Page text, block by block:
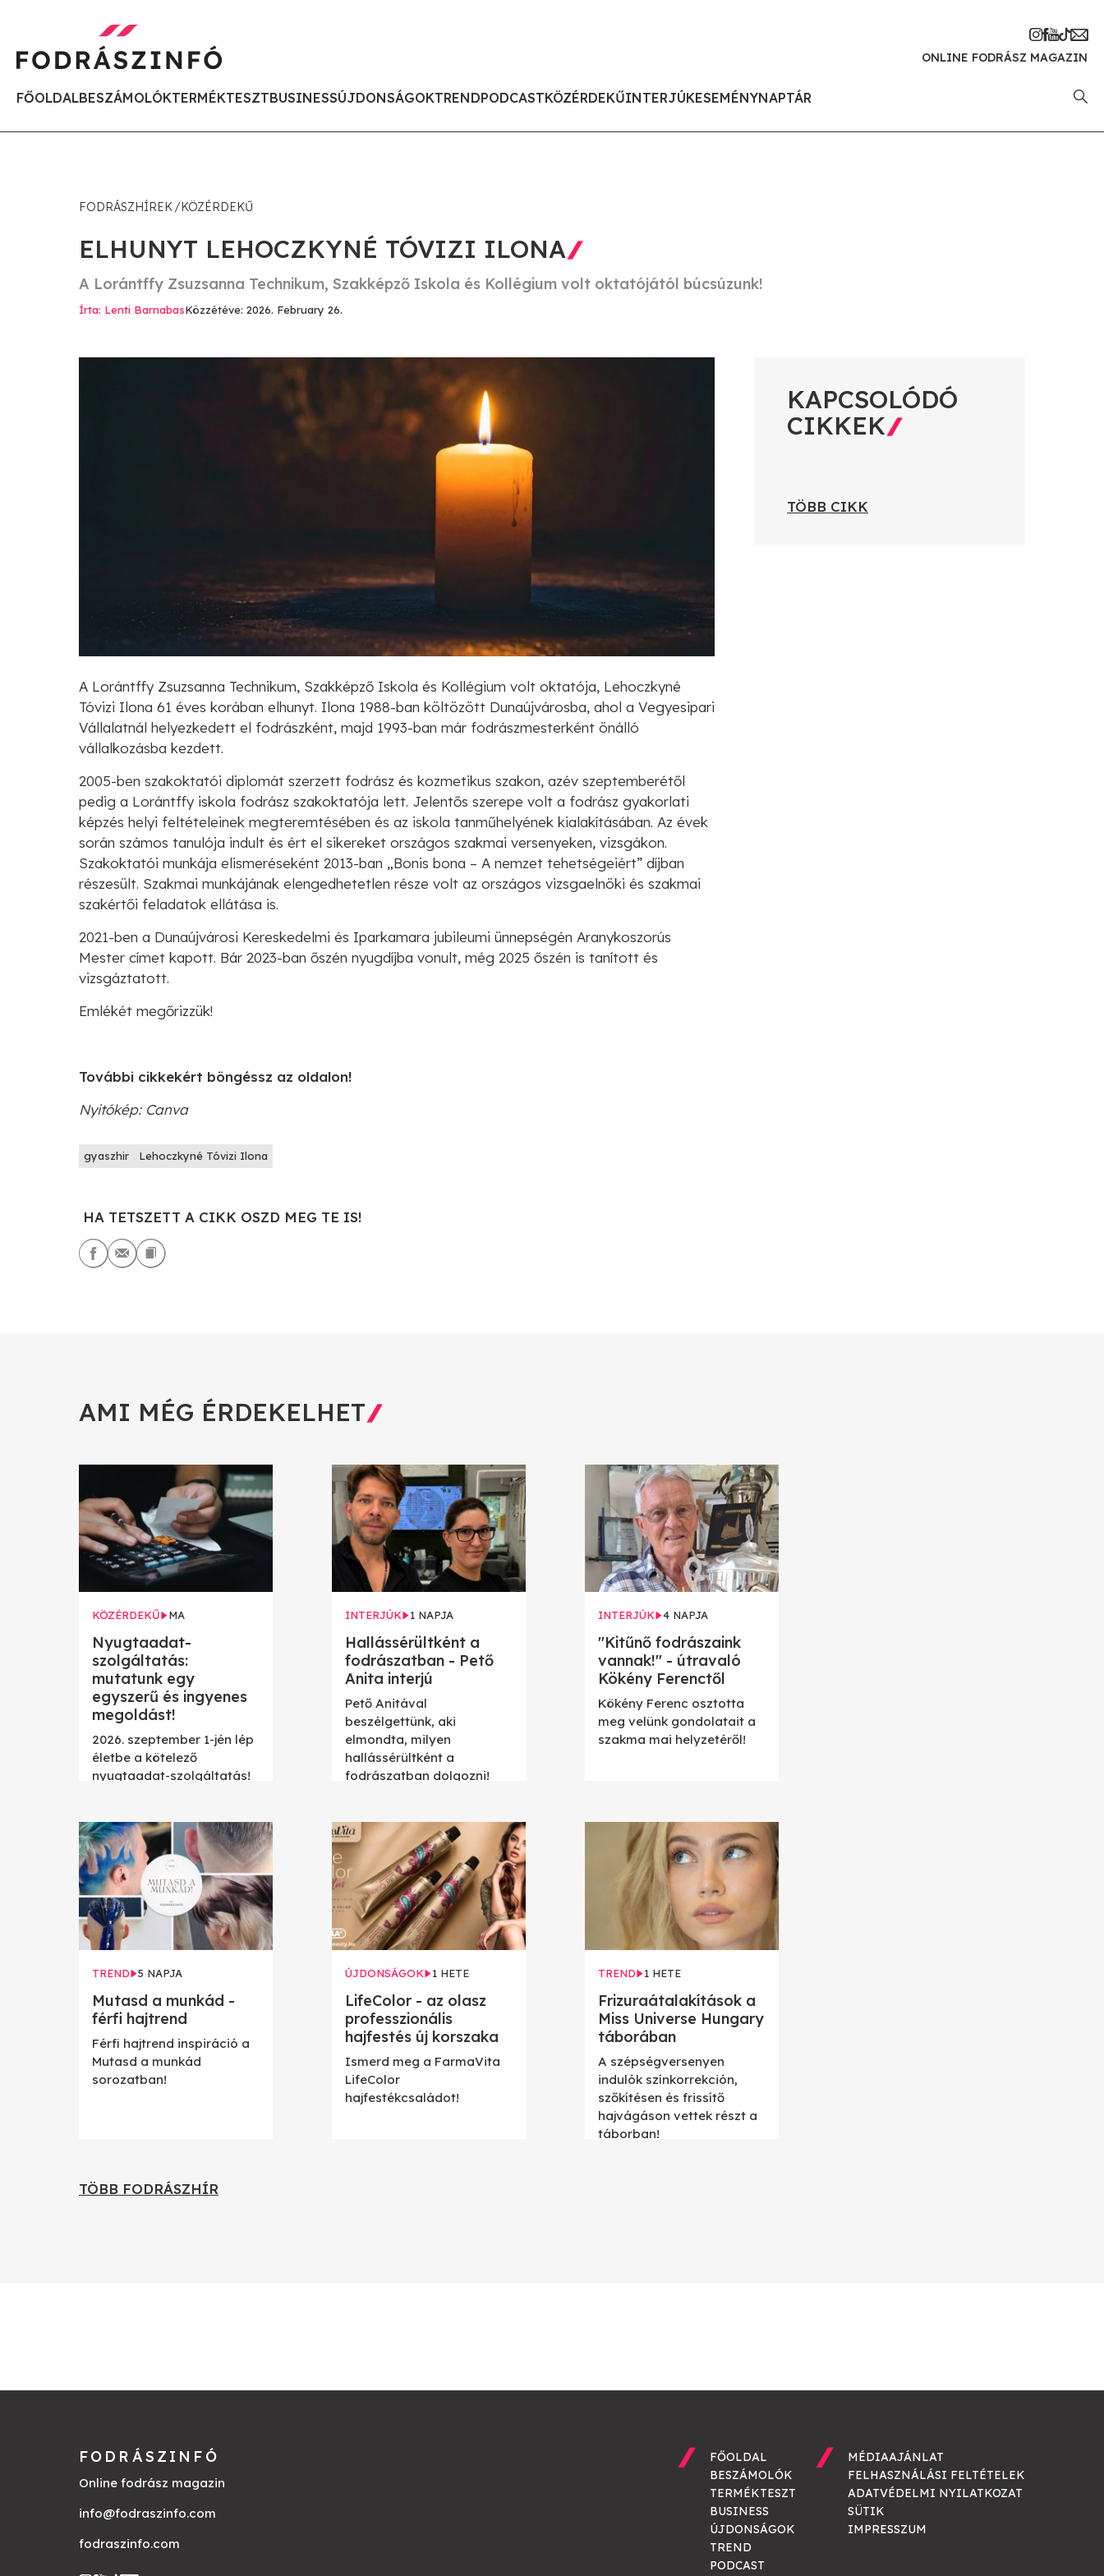
ONLINE FODRÁSZ MAGAZIN
FŐOLDALBESZÁMOLÓKTERMÉKTESZTBUSINESSÚJDONSÁGOKTRENDPODCASTKÖZÉRDEKŰINTERJÚKESEMÉNYNAPTÁR
FODRÁSZHÍREK KÖZÉRDEKŰ
ELHUNYT LEHOCZKYNÉ TÓVIZI ILONA
A Lorántffy Zsuzsanna Technikum, Szakképző Iskola és Kollégium volt oktatójától búcsúzunk!
Írta: Lenti BarnabasKözzétéve: 2026. February 26.
A Lorántffy Zsuzsanna Technikum, Szakképző Iskola és Kollégium volt oktatója, Lehoczkyné
Tóvizi Ilona 61 éves korában elhunyt. Ilona 1988-ban költözött Dunaújvárosba, ahol a Vegyesipari
Vállalatnál helyezkedett el fodrászként, majd 1993-ban már fodrászmesterként önálló
vállalkozásba kezdett.
2005-ben szakoktatói diplomát szerzett fodrász és kozmetikus szakon, azév szeptemberétől
pedig a Lorántffy iskola fodrász szakoktatója lett. Jelentős szerepe volt a fodrász gyakorlati
képzés helyi feltételeinek megteremtésében és az iskola tanműhelyének kialakításában. Az évek
során számos tanulója indult és ért el sikereket országos szakmai versenyeken, vizsgákon.
Szakoktatói munkája elismeréseként 2013-ban „Bonis bona – A nemzet tehetségeiért” díjban
részesült. Szakmai munkájának elengedhetetlen része volt az országos vizsgaelnöki és szakmai
szakértői feladatok ellátása is.
2021-ben a Dunaújvárosi Kereskedelmi és Iparkamara jubileumi ünnepségén Aranykoszorús
Mester címet kapott. Bár 2023-ban őszén nyugdíjba vonult, még 2025 őszén is tanított és
vizsgáztatott.
Emlékét megőrizzük!
További cikkekért böngéssz az oldalon!
Nyitókép: Canva
gyaszhir Lehoczkyné Tóvizi Ilona
HA TETSZETT A CIKK OSZD MEG TE IS!
KAPCSOLÓDÓ
CIKKEK
TÖBB CIKK
AMI MÉG ÉRDEKELHET
KÖZÉRDEKŰ MA
Nyugtaadat-
szolgáltatás:
mutatunk egy
egyszerű és ingyenes
megoldást!
2026. szeptember 1-jén lép
életbe a kötelező
nyugtaadat-szolgáltatás!
INTERJÚK 1 NAPJA
Hallássérültként a
fodrászatban - Pető
Anita interjú
Pető Anitával
beszélgettünk, aki
elmondta, milyen
hallássérültként a
fodrászatban dolgozni!
INTERJÚK 4 NAPJA
"Kitűnő fodrászaink
vannak!" - útravaló
Kökény Ferenctől
Kökény Ferenc osztotta
meg velünk gondolatait a
szakma mai helyzetéről!
TREND 5 NAPJA
Mutasd a munkád -
férfi hajtrend
Férfi hajtrend inspiráció a
Mutasd a munkád
sorozatban!
ÚJDONSÁGOK 1 HETE
LifeColor - az olasz
professzionális
hajfestés új korszaka
Ismerd meg a FarmaVita
LifeColor
hajfestékcsaládot!
TREND 1 HETE
Frizuraátalakítások a
Miss Universe Hungary
táborában
A szépségversenyen
indulók színkorrekción,
szőkítésen és frissítő
hajvágáson vettek részt a
táborban!
TÖBB FODRÁSZHÍR
FODRÁSZINFÓ
Online fodrász magazin
info@fodraszinfo.com
fodraszinfo.com
FŐOLDAL
BESZÁMOLÓK
TERMÉKTESZT
BUSINESS
ÚJDONSÁGOK
TREND
PODCAST
MÉDIAAJÁNLAT
FELHASZNÁLÁSI FELTÉTELEK
ADATVÉDELMI NYILATKOZAT
SÜTIK
IMPRESSZUM